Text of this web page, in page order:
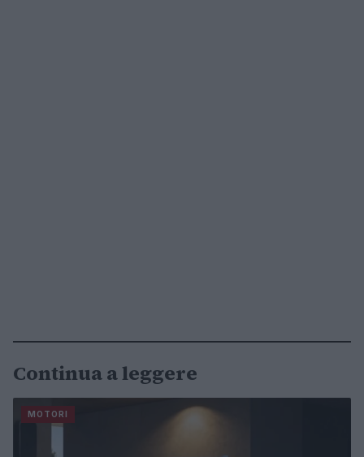
Continua a leggere
MOTORI